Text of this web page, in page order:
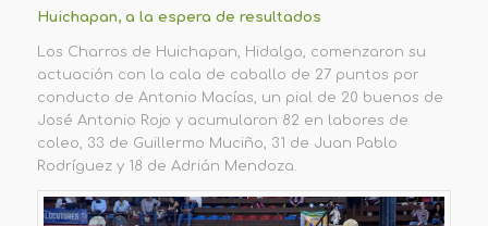
Huichapan, a la espera de resultados
Los Charros de Huichapan, Hidalgo, comenzaron su
actuación con la cala de caballo de 27 puntos por
conducto de Antonio Macías, un pial de 20 buenos de
José Antonio Rojo y acumularon 82 en labores de
coleo, 33 de Guillermo Muciño, 31 de Juan Pablo
Rodríguez y 18 de Adrián Mendoza.